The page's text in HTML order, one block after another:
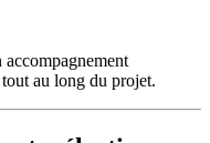
au long du projet.